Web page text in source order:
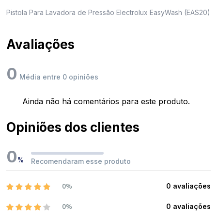
Pistola Para Lavadora de Pressão Electrolux EasyWash (EAS20)
Avaliações
0 Média entre 0 opiniões
Ainda não há comentários para este produto.
Opiniões dos clientes
0% Recomendaram esse produto
0% 0 avaliações
0% 0 avaliações